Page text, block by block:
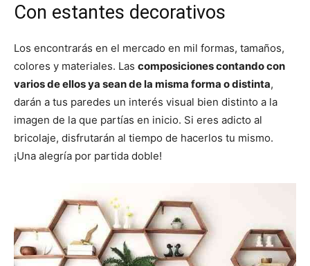
Con estantes decorativos
Los encontrarás en el mercado en mil formas, tamaños,
colores y materiales. Las composiciones contando con
varios de ellos ya sean de la misma forma o distinta,
darán a tus paredes un interés visual bien distinto a la
imagen de la que partías en inicio. Si eres adicto al
bricolaje, disfrutarán al tiempo de hacerlos tu mismo.
¡Una alegría por partida doble!